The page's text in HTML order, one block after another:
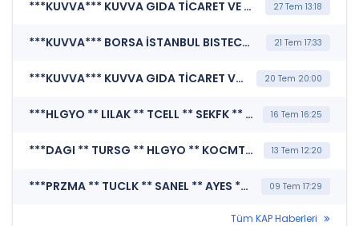
***KUVVA*** KUVVA GIDA TİCARET VE SANAYİ YATIRIMLARI A.Ş. (Genel Kurul İşlemlerine İlişkin Bildirim) 27 Tem 13:18
***KUVVA*** BORSA İSTANBUL BISTECH DEVRE KESİCİ UYGULAMASI (Pay Bazında Devre Kesici Bildirimi) 21 Tem 17:33
***KUVVA*** KUVVA GIDA TİCARET VE SANAYİ YATIRIMLARI A.Ş. (Sermaye Artırımı - Azaltımı İşlemlerine İlişkin Bildirim) 20 Tem 20:00
***HLGYO ** LILAK ** TCELL ** SEKFK ** TRALT ** CWENE ** GIPTA ** CRFSA ** SKBNK ** SNGYO ** ALARK ** TNZTP ** DOHOL ** ENKAI ** KUVVA ** IEYHO ** AKSA ** PETKM ** AKENR ** RUZYE ** EKOS ** HRKET ** NTHOL ** OZYSR ** DZGYO ** ENDAE ** EREGL ** OTKAR ** ISCTR ** FRMPL*** MERKEZİ KAYIT KURULUŞU A.Ş. (Borsada İşlem Gören Tipe Dönüşüm Duyurusu) 16 Tem 16:25
***DAGI ** TURSG ** HLGYO ** KOCMT ** ALBRK ** TCELL ** SEKFK ** CEMAS ** SISE ** TSPOR ** VAKFN ** SKBNK ** BIOEN ** DENGE ** IHLGM ** GSDDE ** BETAE ** GRNYO ** SANEL ** SELVA ** VKGYO ** EKGYO ** VERTU ** KAREL ** KUVVA ** IEYHO ** PRZMA ** ARMGD ** EUYO ** GENTS ** DOFRB ** KARSN ** ISFIN ** BRKO ** HRKET ** NTHOL ** OZYSR ** TTKOM ** KZBGY ** USAK ** SRVGY ** BFREN ** BAGFS ** TEKTU*** MERKEZİ KAYIT KURULUŞU A.Ş. (SPK İşlem Yasağı Nedeniyle Pay Duyurusu) 13 Tem 12:20
***PRZMA ** TUCLK ** SANEL ** AYES ** VERTU ** BRKO ** SEKFK ** KUVVA*** MERKEZİ KAYIT KURULUŞU A.Ş. (Borsada İşlem Gören Tipe Dönüşüm Duyurusu) 09 Tem 17:29
Tüm KAP Haberleri